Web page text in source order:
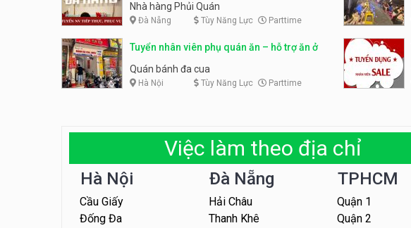
Nhà hàng Phủi Quán
Đà Nẵng Tùy Năng Lực Parttime
Tuyển nhân viên phụ quán ăn – hỗ trợ ăn ở
Quán bánh đa cua
Hà Nội Tùy Năng Lực Parttime
Việc làm theo địa chỉ
Hà Nội
Cầu Giấy
Đống Đa
Đà Nẵng
Hải Châu
Thanh Khê
TPHCM
Quận 1
Quận 2